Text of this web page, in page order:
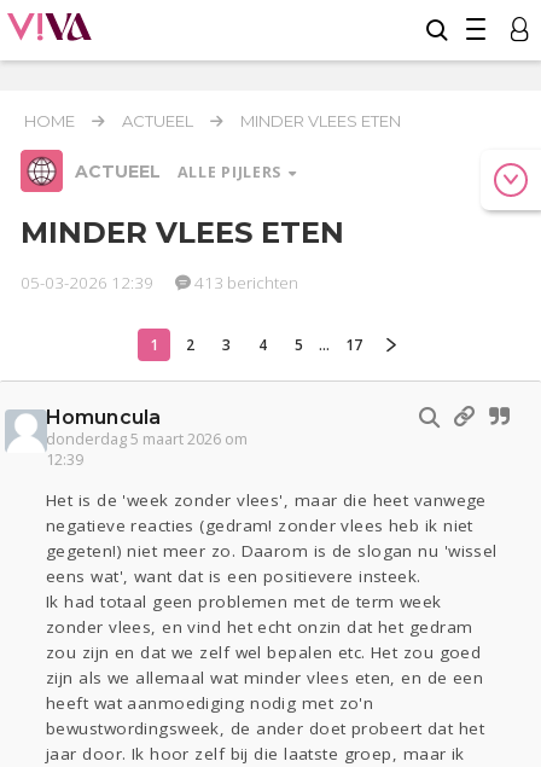
HOME ACTUEEL MINDER VLEES ETEN
ACTUEEL ALLE PIJLERS
Relaties Werk & Studie Geld & Recht
Actueel
Kinderen
Zwanger
Psyche Thuis
Klussen
Sport
Contact Viva zoekt
Aangeboden
Gevraagd
Horen Doen
Zien
Lezen
MINDER VLEES ETEN
05-03-2026 12:39 413 berichten
1 2 3 4 5 ... 17
Homuncula
donderdag 5 maart 2026 om
12:39
Het is de 'week zonder vlees', maar die heet vanwege
negatieve reacties (gedram! zonder vlees heb ik niet
gegeten!) niet meer zo. Daarom is de slogan nu 'wissel
eens wat', want dat is een positievere insteek.
Ik had totaal geen problemen met de term week
zonder vlees, en vind het echt onzin dat het gedram
zou zijn en dat we zelf wel bepalen etc. Het zou goed
zijn als we allemaal wat minder vlees eten, en de een
heeft wat aanmoediging nodig met zo'n
bewustwordingsweek, de ander doet probeert dat het
jaar door. Ik hoor zelf bij die laatste groep, maar ik